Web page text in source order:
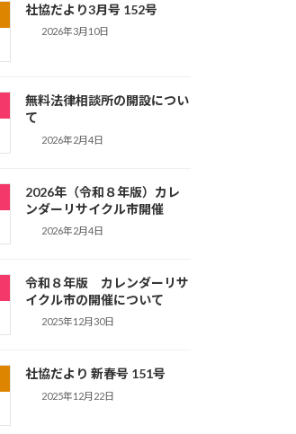
社協だより3月号 152号
2026年3月10日
無料法律相談所の開設につい
て
2026年2月4日
2026年（令和８年版）カレ
ンダーリサイクル市開催
2026年2月4日
令和８年版 カレンダーリサ
イクル市の開催について
2025年12月30日
社協だより 新春号 151号
2025年12月22日